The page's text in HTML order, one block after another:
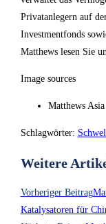
Privatanlegern auf
Investmentfonds
Matthews lesen Sie
Image sources
Matthews
Schlagwörter:
Weitere
Vorheriger Beitrag
Katalysatoren für